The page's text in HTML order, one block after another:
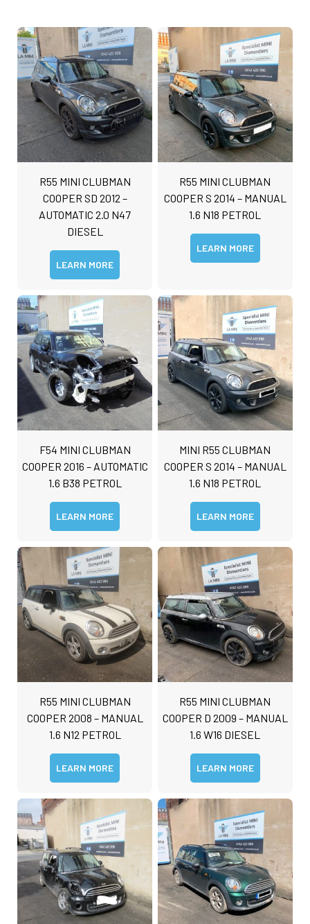
R55 MINI CLUBMAN
COOPER SD 2012 –
AUTOMATIC 2.0 N47
DIESEL
LEARN MORE
R55 MINI CLUBMAN
COOPER S 2014 – MANUAL
1.6 N18 PETROL
LEARN MORE
F54 MINI CLUBMAN
COOPER 2016 – AUTOMATIC
1.6 B38 PETROL
LEARN MORE
MINI R55 CLUBMAN
COOPER S 2014 – MANUAL
1.6 N18 PETROL
LEARN MORE
R55 MINI CLUBMAN
COOPER 2008 – MANUAL
1.6 N12 PETROL
LEARN MORE
R55 MINI CLUBMAN
COOPER D 2009 – MANUAL
1.6 W16 DIESEL
LEARN MORE